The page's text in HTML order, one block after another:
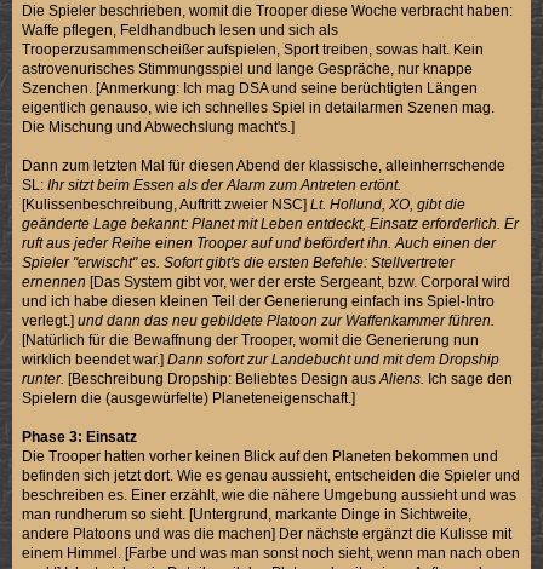
Die Spieler beschrieben, womit die Trooper diese Woche verbracht haben:
Waffe pflegen, Feldhandbuch lesen und sich als
Trooperzusammenscheißer aufspielen, Sport treiben, sowas halt. Kein
astrovenurisches Stimmungsspiel und lange Gespräche, nur knappe
Szenchen. [Anmerkung: Ich mag DSA und seine berüchtigten Längen
eigentlich genauso, wie ich schnelles Spiel in detailarmen Szenen mag.
Die Mischung und Abwechslung macht's.]
Dann zum letzten Mal für diesen Abend der klassische, alleinherrschende
SL:Ihr sitzt beim Essen als der Alarm zum Antreten ertönt.
[Kulissenbeschreibung, Auftritt zweier NSC]Lt. Hollund, XO, gibt die
geänderte Lage bekannt: Planet mit Leben entdeckt, Einsatz erforderlich. Er
ruft aus jeder Reihe einen Trooper auf und befördert ihn. Auch einen der
Spieler "erwischt" es. Sofort gibt's die ersten Befehle: Stellvertreter
ernennen [Das System gibt vor, wer der erste Sergeant, bzw. Corporal wird
und ich habe diesen kleinen Teil der Generierung einfach ins Spiel-Intro
verlegt.]und dann das neu gebildete Platoon zur Waffenkammer führen.
[Natürlich für die Bewaffnung der Trooper, womit die Generierung nun
wirklich beendet war.]Dann sofort zur Landebucht und mit dem Dropship
runter. [Beschreibung Dropship: Beliebtes Design ausAliens. Ich sage den
Spielern die (ausgewürfelte) Planeteneigenschaft.]
Phase 3: Einsatz
Die Trooper hatten vorher keinen Blick auf den Planeten bekommen und
befinden sich jetzt dort. Wie es genau aussieht, entscheiden die Spieler und
beschreiben es. Einer erzählt, wie die nähere Umgebung aussieht und was
man rundherum so sieht. [Untergrund, markante Dinge in Sichtweite,
andere Platoons und was die machen] Der nächste ergänzt die Kulisse mit
einem Himmel. [Farbe und was man sonst noch sieht, wenn man nach oben